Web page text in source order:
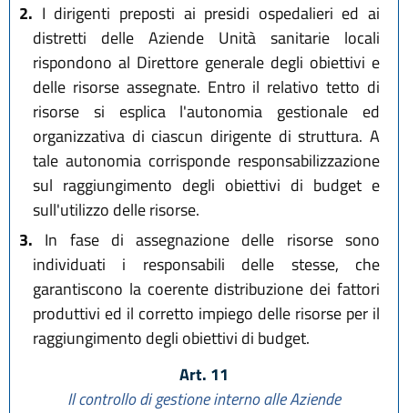
2. I dirigenti preposti ai presidi ospedalieri ed ai
distretti delle Aziende Unità sanitarie locali
rispondono al Direttore generale degli obiettivi e
delle risorse assegnate. Entro il relativo tetto di
risorse si esplica l'autonomia gestionale ed
organizzativa di ciascun dirigente di struttura. A
tale autonomia corrisponde responsabilizzazione
sul raggiungimento degli obiettivi di budget e
sull'utilizzo delle risorse.
3. In fase di assegnazione delle risorse sono
individuati i responsabili delle stesse, che
garantiscono la coerente distribuzione dei fattori
produttivi ed il corretto impiego delle risorse per il
raggiungimento degli obiettivi di budget.
Art. 11
Il controllo di gestione interno alle Aziende